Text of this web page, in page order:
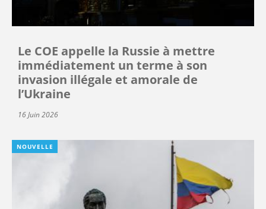
Le COE appelle la Russie à mettre
immédiatement un terme à son
invasion illégale et amorale de
l’Ukraine
16 Juin 2026
NOUVELLE